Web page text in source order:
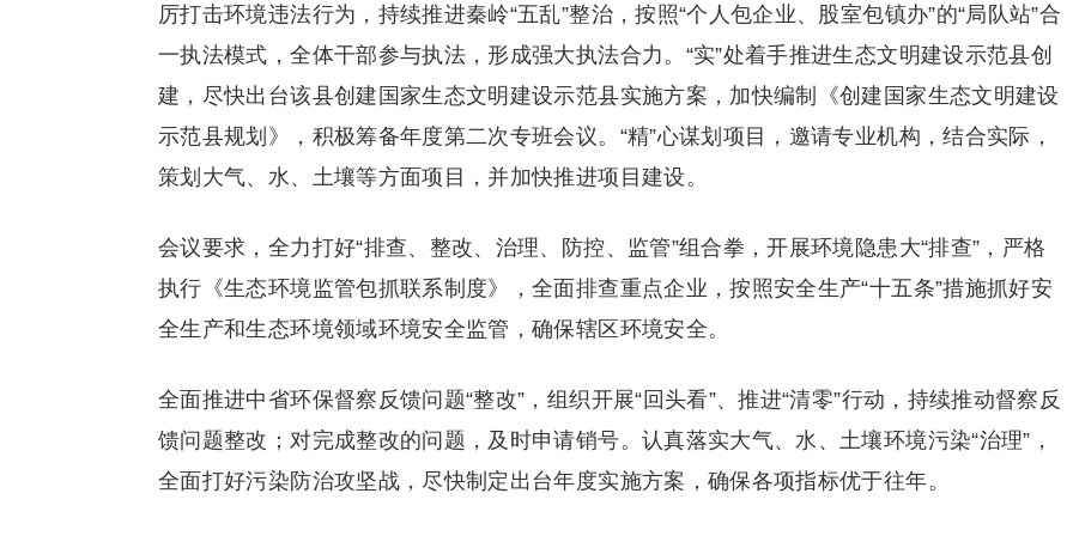
厉打击环境违法行为，持续推进秦岭“五乱”整治，按照“个人包企业、股室包镇办”的“局队站”合
一执法模式，全体干部参与执法，形成强大执法合力。“实”处着手推进生态文明建设示范县创
建，尽快出台该县创建国家生态文明建设示范县实施方案，加快编制《创建国家生态文明建设
示范县规划》，积极筹备年度第二次专班会议。“精”心谋划项目，邀请专业机构，结合实际，
策划大气、水、土壤等方面项目，并加快推进项目建设。
会议要求，全力打好“排查、整改、治理、防控、监管”组合拳，开展环境隐患大“排查”，严格
执行《生态环境监管包抓联系制度》，全面排查重点企业，按照安全生产“十五条”措施抓好安
全生产和生态环境领域环境安全监管，确保辖区环境安全。
全面推进中省环保督察反馈问题“整改”，组织开展“回头看”、推进“清零”行动，持续推动督察反
馈问题整改；对完成整改的问题，及时申请销号。认真落实大气、水、土壤环境污染“治理”，
全面打好污染防治攻坚战，尽快制定出台年度实施方案，确保各项指标优于往年。